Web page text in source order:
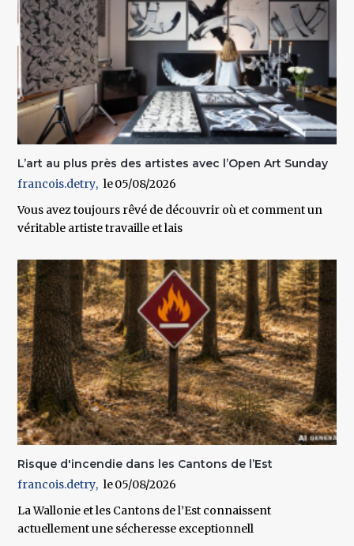
L’art au plus près des artistes avec l’Open Art Sunday
francois.detry
05/08/2026
Vous avez toujours rêvé de découvrir où et comment un
véritable artiste travaille et lais
Risque d'incendie dans les Cantons de l’Est
francois.detry
05/08/2026
La Wallonie et les Cantons de l’Est connaissent
actuellement une sécheresse exceptionnell